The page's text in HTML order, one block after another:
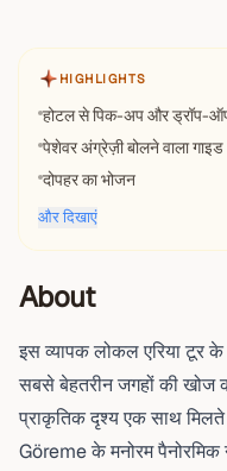
HIGHLIGHTS
होटल से पिक-अप और ड्रॉप-
पेशेवर अंग्रेज़ी बोलने वाला गाइड
दोपहर का भोजन
और दिखाएं
About
इस व्यापक लोकल एरिया टूर
सबसे बेहतरीन जगहों की खोज
प्राकृतिक दृश्य एक साथ
Göreme के मनोरम